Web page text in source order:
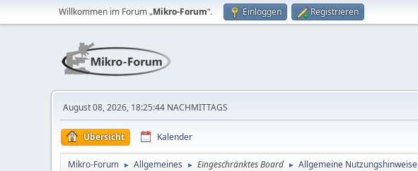
Willkommen im Forum „Mikro-Forum“. Einloggen Registrieren
August 08, 2026, 18:25:44 NACHMITTAGS
Übersicht Kalender
Mikro-Forum ► Allgemeines ► Eingeschränktes Board ► Allgemeine Nutzungshinweise